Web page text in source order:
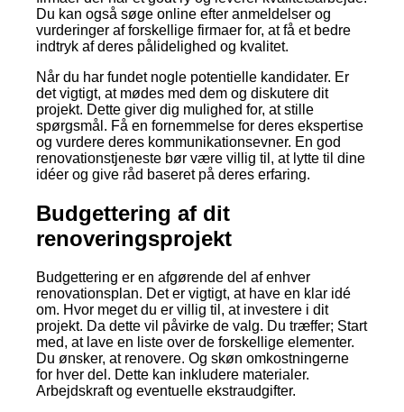
Du kan også søge online efter anmeldelser og
vurderinger af forskellige firmaer for, at få et bedre
indtryk af deres pålidelighed og kvalitet.
Når du har fundet nogle potentielle kandidater. Er
det vigtigt, at mødes med dem og diskutere dit
projekt. Dette giver dig mulighed for, at stille
spørgsmål. Få en fornemmelse for deres ekspertise
og vurdere deres kommunikationsevner. En god
renovationstjeneste bør være villig til, at lytte til dine
idéer og give råd baseret på deres erfaring.
Budgettering af dit
renoveringsprojekt
Budgettering er en afgørende del af enhver
renovationsplan. Det er vigtigt, at have en klar idé
om. Hvor meget du er villig til, at investere i dit
projekt. Da dette vil påvirke de valg. Du træffer; Start
med, at lave en liste over de forskellige elementer.
Du ønsker, at renovere. Og skøn omkostningerne
for hver del. Dette kan inkludere materialer.
Arbejdskraft og eventuelle ekstraudgifter.